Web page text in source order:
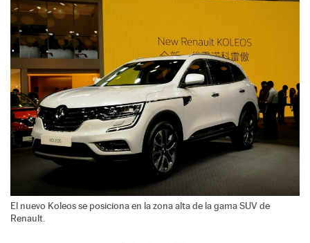
El nuevo Koleos se posiciona en la zona alta de la gama SUV de
Renault.